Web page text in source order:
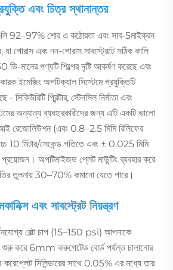
এবং চিত্র স্থানান্তর
92–97% শোর এ কঠোরতা এবং সাব-5মাইক্রন
পোরাস এবং নন-পোরাস সাবস্ট্রেটে সঠিক কালি
ডি-মানের পণ্যটি শিল্পের দৃষ্টি আকর্ষণ করেছে এবং
ইমেজিং অপটিক্যাল সিস্টেমে প্রযুক্তিটি
প্রিন্টার, স্টেনসিল নির্মাতা এবং
অন্যান্য ব্যবহারকারীদের জন্য এটি একটি ভালো
রেজোলিউশন (এবং 0.8–2.5 মিমি রিলিফের
10 মিটার/সেকেন্ড গতিতে এবং ± 0.025 মিমি
অপটিমাইজড প্লেট মাউন্টিং ব্যবহার করে
তুলনায় 30–70% কমানো যেতে পারে।
এবং সাবস্ট্রেট নিয়ন্ত্রণ
বেল্ট চাপ (15–150 psi) আপনাকে
করে 6mm করুগেটেড বোর্ড পর্যন্ত চালানোর
সিলিন্ডারের সাথে 0.05% এর মধ্যে তার